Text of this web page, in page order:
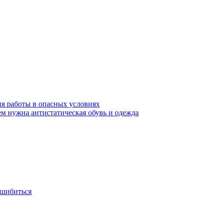
работы в опасных условиях
нужна антистатическая обувь и одежда